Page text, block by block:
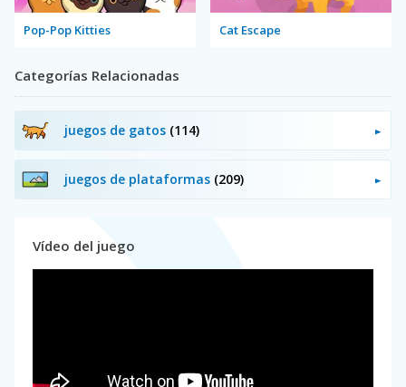
Pop-Pop Kitties Cat Escape
Categorías Relacionadas
juegos de gatos (114)
juegos de plataformas (209)
Vídeo del juego